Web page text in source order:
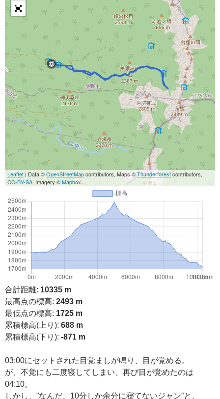
Leaflet | Data ©OpenStreetMapcontributors, Maps ©Thunderforestcontributors,
CC-BY-SA, Imagery ©Mapbox
合計距離: 10335 m
最高点の標高: 2493 m
最低点の標高: 1725 m
累積標高(上り): 688 m
累積標高(下り): -871 m
03:00にセットされた目覚ましが鳴り、目が覚める。
が、不覚にも二度寝してしまい、再び目が覚めたのは
04:10。
しかし、”なんだ、10分しか余分に寝てないジャン”と、